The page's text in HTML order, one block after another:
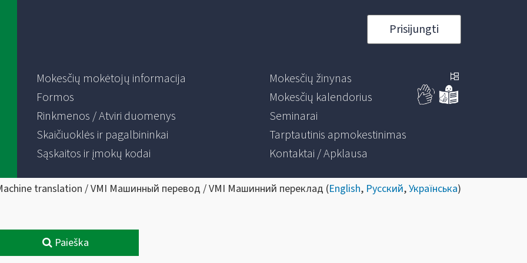
Prisijungti
Mokesčių mokėtojų informacija
Formos
Rinkmenos / Atviri duomenys
Skaičiuoklės ir pagalbininkai
Sąskaitos ir įmokų kodai
Mokesčių žinynas
Mokesčių kalendorius
Seminarai
Tarptautinis apmokestinimas
Kontaktai / Apklausa
translation / VMI Машинный перевод / VMI Машинний переклад (English, Русский,Українська)
Paieška